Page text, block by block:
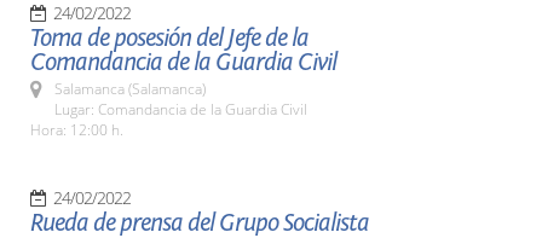
24/02/2022
Toma de posesión del Jefe de la
Comandancia de la Guardia Civil
Salamanca (Salamanca)
Lugar: Comandancia de la Guardia Civil
Hora: 12:00 h.
24/02/2022
Rueda de prensa del Grupo Socialista